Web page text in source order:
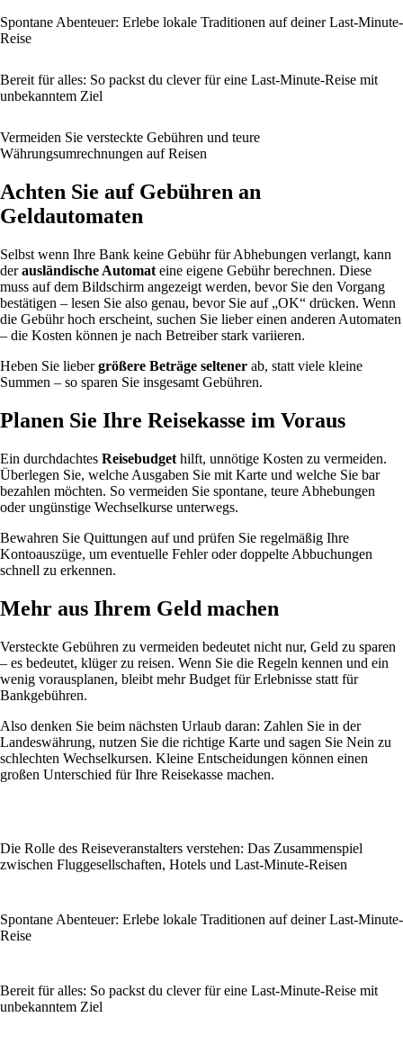
Spontane Abenteuer: Erlebe lokale Traditionen auf deiner Last-Minute-
Reise
Bereit für alles: So packst du clever für eine Last-Minute-Reise mit
unbekanntem Ziel
Vermeiden Sie versteckte Gebühren und teure
Währungsumrechnungen auf Reisen
Achten Sie auf Gebühren an
Geldautomaten
Selbst wenn Ihre Bank keine Gebühr für Abhebungen verlangt, kann
derausländische Automat eine eigene Gebühr berechnen. Diese
muss auf dem Bildschirm angezeigt werden, bevor Sie den Vorgang
bestätigen – lesen Sie also genau, bevor Sie auf „OK“ drücken. Wenn
die Gebühr hoch erscheint, suchen Sie lieber einen anderen Automaten
– die Kosten können je nach Betreiber stark variieren.
Heben Sie liebergrößere Beträge seltener ab, statt viele kleine
Summen – so sparen Sie insgesamt Gebühren.
Planen Sie Ihre Reisekasse im Voraus
Ein durchdachtes Reisebudget hilft, unnötige Kosten zu vermeiden.
Überlegen Sie, welche Ausgaben Sie mit Karte und welche Sie bar
bezahlen möchten. So vermeiden Sie spontane, teure Abhebungen
oder ungünstige Wechselkurse unterwegs.
Bewahren Sie Quittungen auf und prüfen Sie regelmäßig Ihre
Kontoauszüge, um eventuelle Fehler oder doppelte Abbuchungen
schnell zu erkennen.
Mehr aus Ihrem Geld machen
Versteckte Gebühren zu vermeiden bedeutet nicht nur, Geld zu sparen
– es bedeutet, klüger zu reisen. Wenn Sie die Regeln kennen und ein
wenig vorausplanen, bleibt mehr Budget für Erlebnisse statt für
Bankgebühren.
Also denken Sie beim nächsten Urlaub daran: Zahlen Sie in der
Landeswährung, nutzen Sie die richtige Karte und sagen Sie Nein zu
schlechten Wechselkursen. Kleine Entscheidungen können einen
großen Unterschied für Ihre Reisekasse machen.
Die Rolle des Reiseveranstalters verstehen: Das Zusammenspiel
zwischen Fluggesellschaften, Hotels und Last-Minute-Reisen
Spontane Abenteuer: Erlebe lokale Traditionen auf deiner Last-Minute-
Reise
Bereit für alles: So packst du clever für eine Last-Minute-Reise mit
unbekanntem Ziel